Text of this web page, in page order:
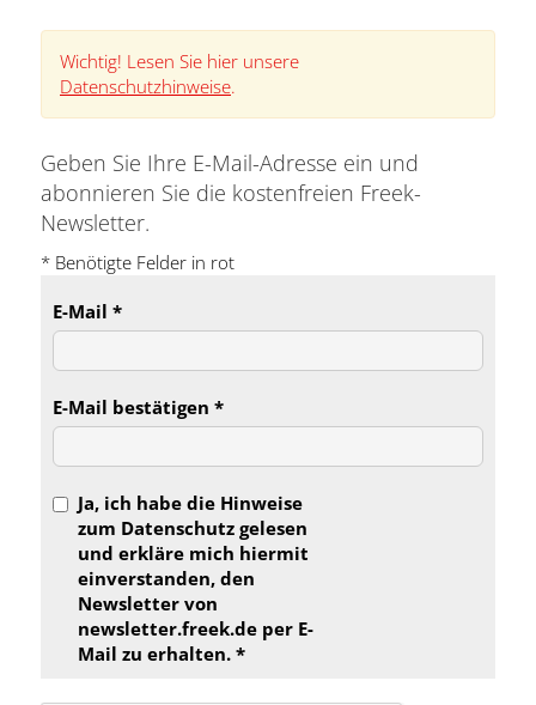
Wichtig! Lesen Sie hier unsere
Datenschutzhinweise.
Geben Sie Ihre E-Mail-Adresse ein und
abonnieren Sie die kostenfreien Freek-
Newsletter.
* Benötigte Felder in rot
E-Mail *
E-Mail bestätigen *
Ja, ich habe die Hinweise
zum Datenschutz gelesen
und erkläre mich hiermit
einverstanden, den
Newsletter von
newsletter.freek.de per E-
Mail zu erhalten. *